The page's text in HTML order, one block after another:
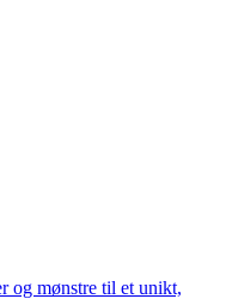
og mønstre til et unikt,